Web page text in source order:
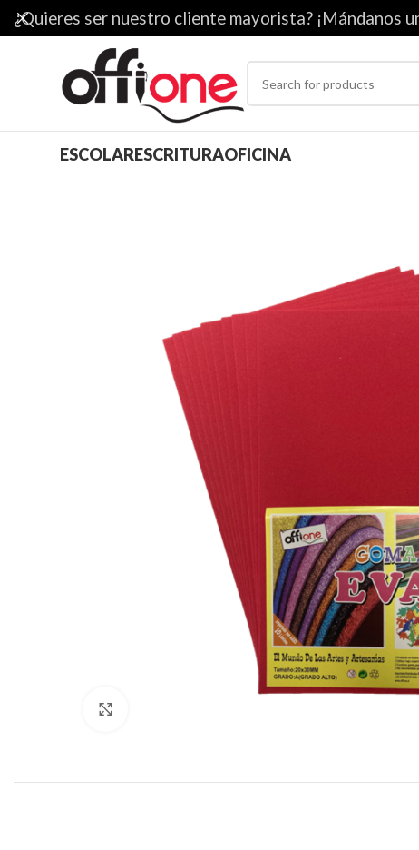
ESCOLARESCRITURAOFICINA
¿Quieres ser nuestro cliente mayorista? ¡Mándanos